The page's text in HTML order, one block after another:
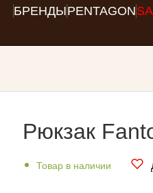
БРЕНДЫPENTAGON
Рюкзак
Товар в наличии